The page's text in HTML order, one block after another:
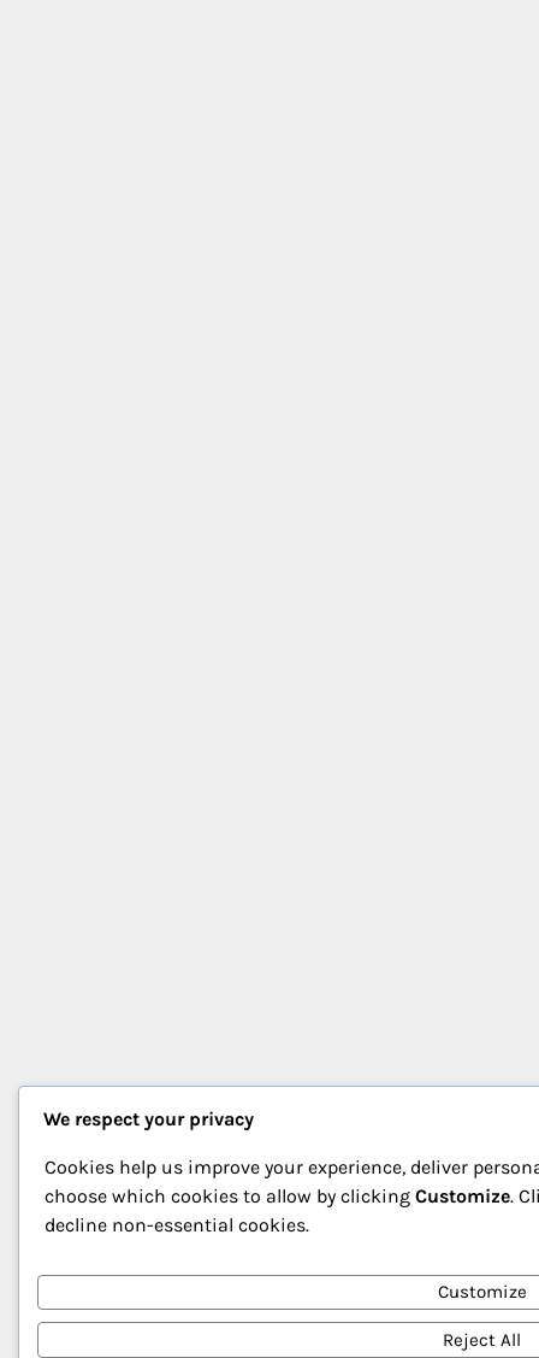
We respect your privacy
Cookies help us improve your experience, deliver
choose which cookies to allow by clicking Customize.
decline non-essential cookies.
Customize
Reject All